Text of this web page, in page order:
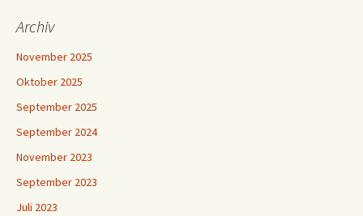
Archiv
November 2025
Oktober 2025
September 2025
September 2024
November 2023
September 2023
Juli 2023